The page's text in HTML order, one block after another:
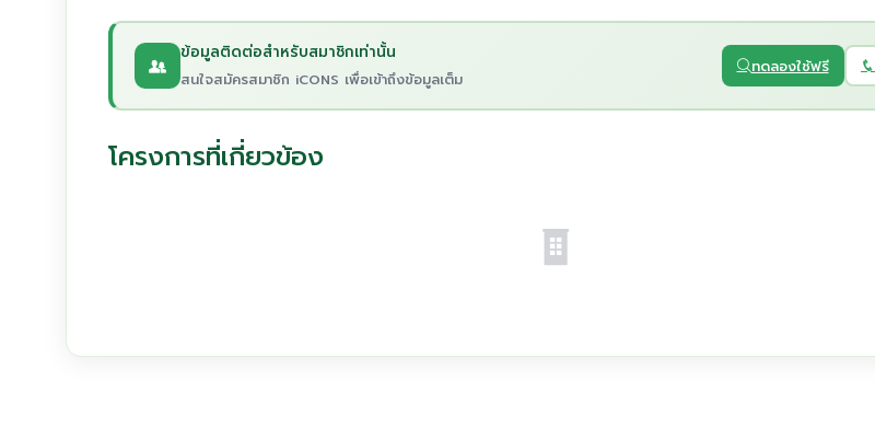
ข้อมูลติดต่อสำหรับสมาชิกเท่านั้น
สนใจสมัครสมาชิก iCONS เพื่อเข้าถึงข้อมูลเต็ม
ทดลองใช้ฟรี
โครงการที่เกี่ยวข้อง